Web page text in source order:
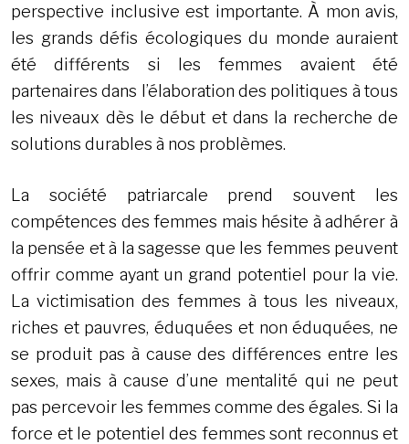
perspective inclusive est importante. À mon avis,
les grands défis écologiques du monde auraient
été différents si les femmes avaient été
partenaires dans l’élaboration des politiques à tous
les niveaux dès le début et dans la recherche de
solutions durables à nos problèmes.
La société patriarcale prend souvent les
compétences des femmes mais hésite à adhérer à
la pensée et à la sagesse que les femmes peuvent
offrir comme ayant un grand potentiel pour la vie.
La victimisation des femmes à tous les niveaux,
riches et pauvres, éduquées et non éduquées, ne
se produit pas à cause des différences entre les
sexes, mais à cause d’une mentalité qui ne peut
pas percevoir les femmes comme des égales. Si la
force et le potentiel des femmes sont reconnus et